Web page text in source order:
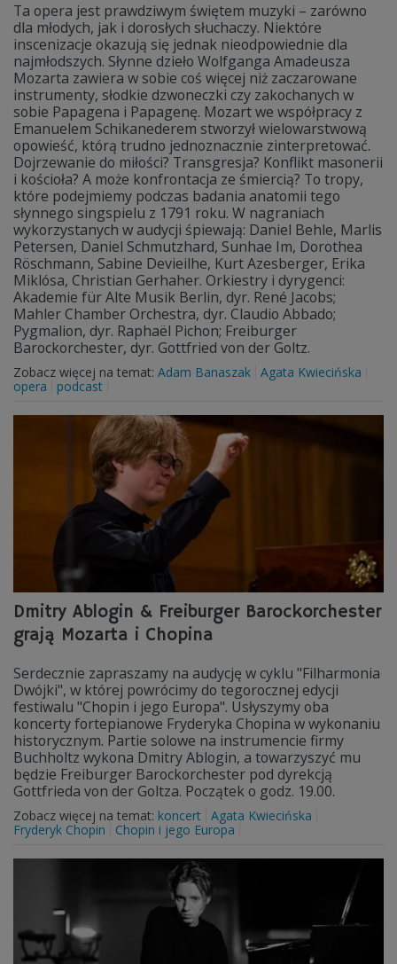
Ta opera jest prawdziwym świętem muzyki – zarówno
dla młodych, jak i dorosłych słuchaczy. Niektóre
inscenizacje okazują się jednak nieodpowiednie dla
najmłodszych. Słynne dzieło Wolfganga Amadeusza
Mozarta zawiera w sobie coś więcej niż zaczarowane
instrumenty, słodkie dzwoneczki czy zakochanych w
sobie Papagena i Papagenę. Mozart we współpracy z
Emanuelem Schikanederem stworzył wielowarstwową
opowieść, którą trudno jednoznacznie zinterpretować.
Dojrzewanie do miłości? Transgresja? Konflikt masonerii
i kościoła? A może konfrontacja ze śmiercią? To tropy,
które podejmiemy podczas badania anatomii tego
słynnego singspielu z 1791 roku. W nagraniach
wykorzystanych w audycji śpiewają: Daniel Behle, Marlis
Petersen, Daniel Schmutzhard, Sunhae Im, Dorothea
Röschmann, Sabine Devieilhe, Kurt Azesberger, Erika
Miklósa, Christian Gerhaher. Orkiestry i dyrygenci:
Akademie für Alte Musik Berlin, dyr. René Jacobs;
Mahler Chamber Orchestra, dyr. Claudio Abbado;
Pygmalion, dyr. Raphaël Pichon; Freiburger
Barockorchester, dyr. Gottfried von der Goltz.
Zobacz więcej na temat: Adam Banaszak Agata Kwiecińska
opera
podcast
Dmitry Ablogin & Freiburger Barockorchester
grają Mozarta i Chopina
Serdecznie zapraszamy na audycję w cyklu "Filharmonia
Dwójki", w której powrócimy do tegorocznej edycji
festiwalu "Chopin i jego Europa". Usłyszymy oba
koncerty fortepianowe Fryderyka Chopina w wykonaniu
historycznym. Partie solowe na instrumencie firmy
Buchholtz wykona Dmitry Ablogin, a towarzyszyć mu
będzie Freiburger Barockorchester pod dyrekcją
Gottfrieda von der Goltza. Początek o godz. 19.00.
Zobacz więcej na temat: koncert Agata Kwiecińska
Fryderyk Chopin
Chopin i jego Europa